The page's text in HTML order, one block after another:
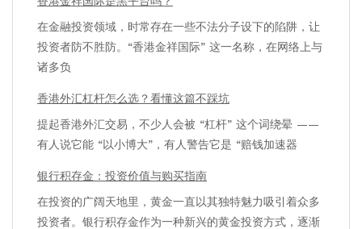
在金融投资领域，时常存在一些不法分子设下的陷阱，让
投资者防不胜防。“香港金祥国际” 这一名称，在网络上与
诸多负
香港外汇杠杆怎么选？看懂这篇不踩坑
提起香港外汇交易，不少人会被 “杠杆” 这个词绕晕 ——
有人说它能 “以小博大”，有人警告它是 “赔钱加速器
银行积存金：投资价值与购买指南
在投资的广阔天地里，黄金一直以其独特魅力吸引着众多
投资者。银行积存金作为一种新兴的黄金投资方式，逐渐